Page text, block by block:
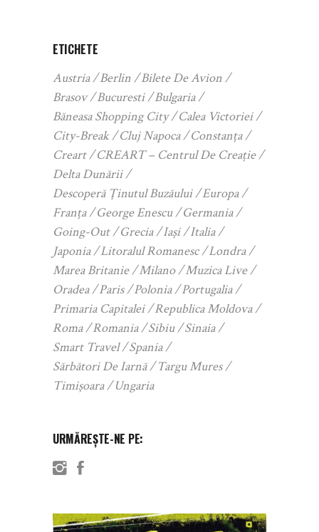
ETICHETE
Austria Berlin
Bilete De Avion
Brasov
Bucuresti
Bulgaria
Băneasa Shopping City
Calea Victoriei
City-Break
Cluj Napoca
Constanța
Creart
CREART – Centrul De Creație
Delta Dunării
Descoperă Ținutul Buzăului
Europa
Franța
George Enescu
Germania
Going-Out
Grecia Iași
Italia
Japonia
Litoralul Romanesc
Londra
Marea Britanie
Milano
Muzica Live
Oradea
Paris Polonia
Portugalia
Primaria Capitalei
Republica Moldova
Roma
Romania Sibiu
Sinaia
Smart Travel
Spania
Sărbători De Iarnă
Targu Mures
Timișoara
Ungaria
URMĂREȘTE-NE PE: